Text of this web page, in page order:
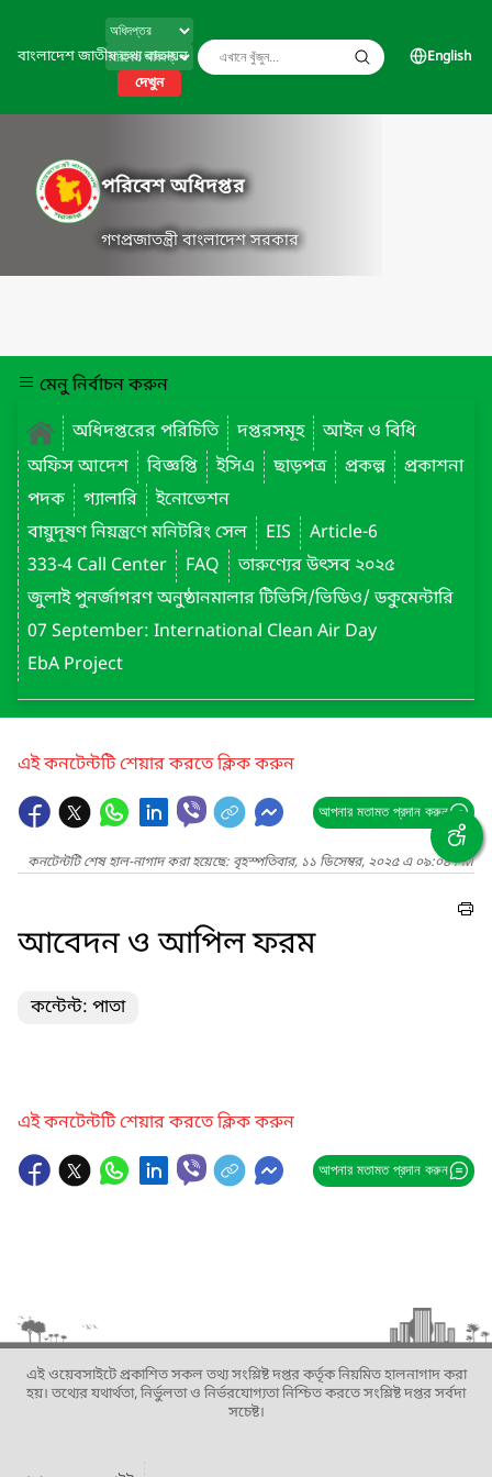
বাংলাদেশ জাতীয় তথ্য বাতায়ন
দেখুন
English
পরিবেশ অধিদপ্তর
গণপ্রজাতন্ত্রী বাংলাদেশ সরকার
মেনু নির্বাচন করুন
অধিদপ্তরের পরিচিতি
দপ্তরসমূহ
আইন ও বিধি
অফিস আদেশ
বিজ্ঞপ্তি ইসিএ ছাড়পত্র প্রকল্প
প্রকাশনা
পদক
গ্যালারি
ইনোভেশন
বায়ুদূষণ নিয়ন্ত্রণে মনিটরিং সেল
EIS
Article-6
333-4 Call Center
FAQ
তারুণ্যের উৎসব ২০২৫
জুলাই পুনর্জাগরণ অনুষ্ঠানমালার টিভিসি/ভিডিও/ ডকুমেন্টারি
07 September: International Clean Air Day
EbA Project
এই কনটেন্টটি শেয়ার করতে ক্লিক করুন
আপনার মতামত প্রদান করুন
কনটেন্টটি শেষ হাল-নাগাদ করা হয়েছে: বৃহস্পতিবার, ১১ ডিসেম্বর, ২০২৫ এ ০৯:০৪ PM
আবেদন ও আপিল ফরম
কন্টেন্ট: পাতা
এই কনটেন্টটি শেয়ার করতে ক্লিক করুন
আপনার মতামত প্রদান করুন
এই ওয়েবসাইটে প্রকাশিত সকল তথ্য সংশ্লিষ্ট দপ্তর কর্তৃক নিয়মিত হালনাগাদ করা
হয়। তথ্যের যথার্থতা, নির্ভুলতা ও নির্ভরযোগ্যতা নিশ্চিত করতে সংশ্লিষ্ট দপ্তর সর্বদা
সচেষ্ট।